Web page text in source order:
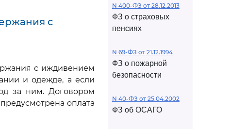
с
с иждивением
и одежде, а если
за ним. Договором
оплата
N 400-ФЗ от 28.12.2013
ФЗ о страховых
пенсиях
N 69-ФЗ от 21.12.1994
ФЗ о пожарной
безопасности
N 40-ФЗ от 25.04.2002
ФЗ об ОСАГО